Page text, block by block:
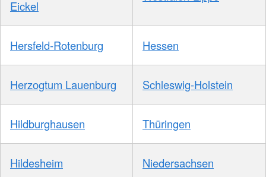
Eickel
Hersfeld-Rotenburg Hessen
Herzogtum Lauenburg Schleswig-Holstein
Hildburghausen Thüringen
Hildesheim Niedersachsen